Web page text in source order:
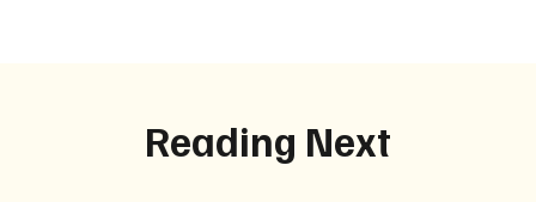
Reading Next